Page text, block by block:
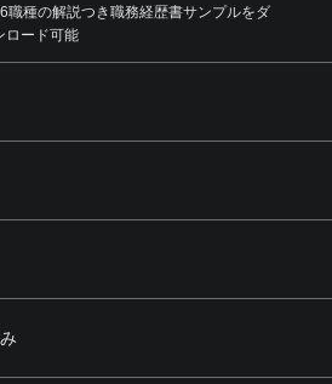
職種の解説つき職務経歴書サンプルをダ
ロード可能